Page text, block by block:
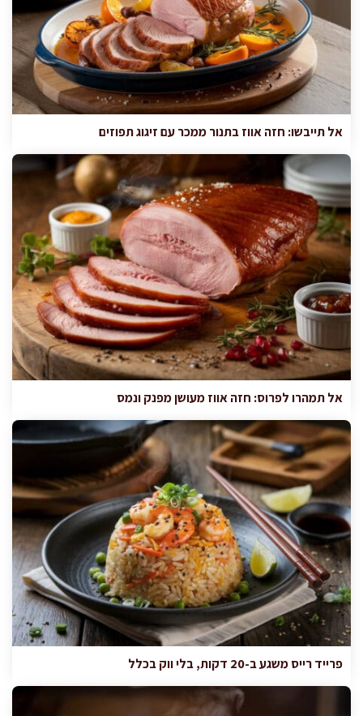
אל תייבשו: חזה אווז בתנור ממכר עם זיגוג תפוזים
אל תמהרו לפרוס: חזה אווז מעושן מפנק ונמס
פרייד רייס משגע ב-20 דקות, בלי ווק בכלל